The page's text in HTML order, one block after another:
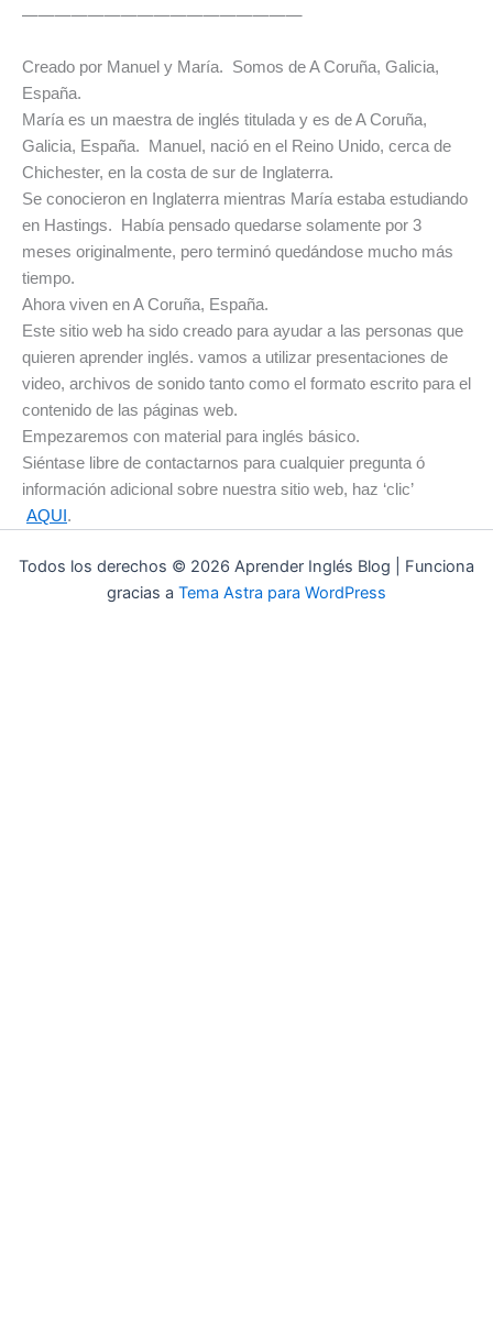
—————————————————
Creado por Manuel y María. Somos de A Coruña, Galicia,
España.
María es un maestra de inglés titulada y es de A Coruña,
Galicia, España. Manuel, nació en el Reino Unido, cerca de
Chichester, en la costa de sur de Inglaterra.
Se conocieron en Inglaterra mientras María estaba estudiando
en Hastings. Había pensado quedarse solamente por 3
meses originalmente, pero terminó quedándose mucho más
tiempo.
Ahora viven en A Coruña, España.
Este sitio web ha sido creado para ayudar a las personas que
quieren aprender inglés. vamos a utilizar presentaciones de
video, archivos de sonido tanto como el formato escrito para el
contenido de las páginas web.
Empezaremos con material para inglés básico.
Siéntase libre de contactarnos para cualquier pregunta ó
información adicional sobre nuestra sitio web, haz ‘clic’
AQUI .
Todos los derechos © 2026 Aprender Inglés Blog | Funciona
gracias a Tema Astra para WordPress